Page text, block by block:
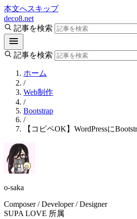
本文へスキップ
deco8.net
記事を検索
記事を検索
ホーム
/
Web制作
/
Bootstrap
/
【コピペOK】WordPressに
o-saka
Composer / Developer / Designer
SUPA LOVE 所属